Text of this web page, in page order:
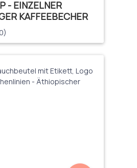
- EINZELNER
KAFFEEBECHER
Bewertung von 0 von 5 Sternen